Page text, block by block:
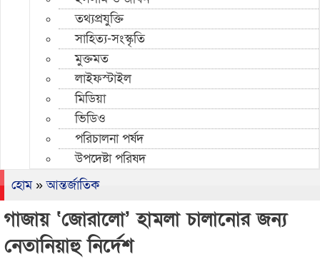
তথ্যপ্রযুক্তি
সাহিত্য-সংস্কৃতি
মুক্তমত
লাইফস্টাইল
মিডিয়া
ভিডিও
পরিচালনা পর্ষদ
উপদেষ্টা পরিষদ
হোম»আন্তর্জাতিক
গাজায় ‘জোরালো’ হামলা চালানোর জন্য
নেতানিয়াহু নির্দেশ